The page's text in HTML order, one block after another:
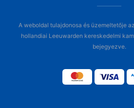
A weboldal tulajdonosa és üzemeltetője
hollandiai Leeuwarden kereskedelmi
bejegyezve.